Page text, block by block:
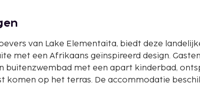
van Lake Elementaita, biedt deze
met een Afrikaans geïnspireerd design.
buitenzwembad met een apart kinderbad,
komen op het terras. De accommodatie